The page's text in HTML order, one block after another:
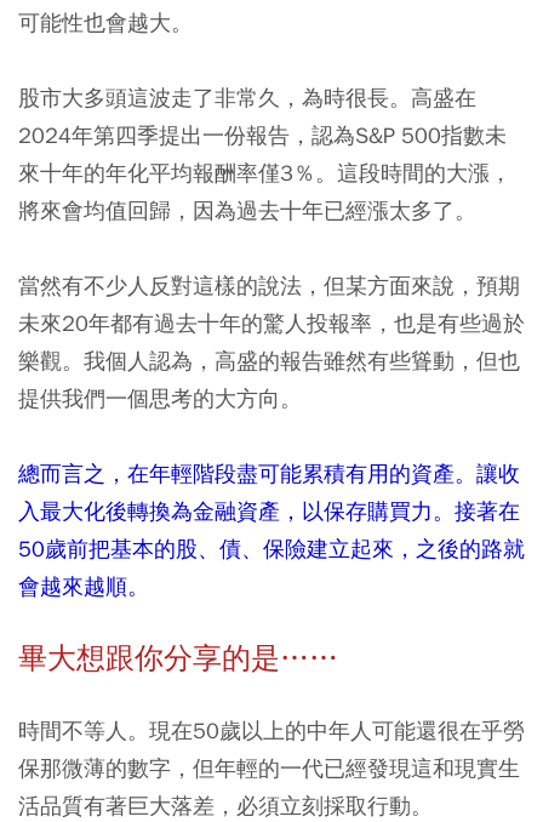
可能性也會越大。
股市大多頭這波走了非常久，為時很長。高盛在
2024年第四季提出一份報告，認為S&P 500指數未
來十年的年化平均報酬率僅3％。這段時間的大漲，
將來會均值回歸，因為過去十年已經漲太多了。
當然有不少人反對這樣的說法，但某方面來說，預期
未來20年都有過去十年的驚人投報率，也是有些過於
樂觀。我個人認為，高盛的報告雖然有些聳動，但也
提供我們一個思考的大方向。
總而言之，在年輕階段盡可能累積有用的資產。讓收
入最大化後轉換為金融資產，以保存購買力。接著在
50歲前把基本的股、債、保險建立起來，之後的路就
會越來越順。
畢大想跟你分享的是……
時間不等人。現在50歲以上的中年人可能還很在乎勞
保那微薄的數字，但年輕的一代已經發現這和現實生
活品質有著巨大落差，必須立刻採取行動。